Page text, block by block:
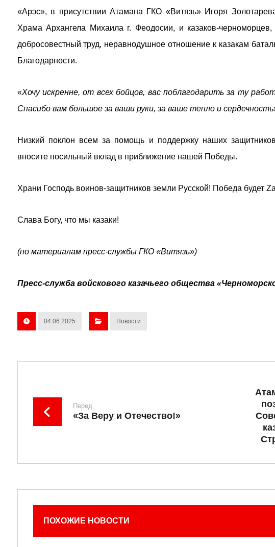
«Арэс», в присутствии Атамана ГКО «Витязь» Игоря
Храма Архангела Михаила г. Феодосии, и казаков-
добросовестный труд, неравнодушное отношение к казакам
Благодарности.
«Хочу искренне, от всех бойцов, вас поблагодарить за ту
Спасибо вам большое за ваши руки, за ваше тепло и сердечност
Низкий поклон всем за помощь и поддержку наших
вносите посильный вклад в приближение нашей Победы.
Храни Господь воинов-защитников земли Русской! Победа будет
Слава Богу, что мы казаки!
(по материалам пресс-службы ГКО «Витязь»)
Пресс-служба войскового казачьего общества
04.06.2025 Новости
Перед
«За Веру и Отечество!»
ПОХОЖИЕ НОВОСТИ